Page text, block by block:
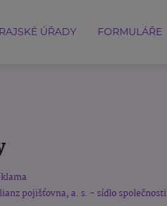
ÚŘADY FORMULÁŘE
pojišťovna, a. s. - sídlo společnosti